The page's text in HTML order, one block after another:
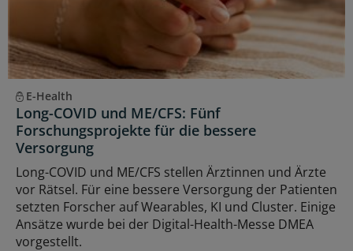
E-Health
Long-COVID und ME/CFS: Fünf
Forschungsprojekte für die bessere
Versorgung
Long-COVID und ME/CFS stellen Ärztinnen und Ärzte
vor Rätsel. Für eine bessere Versorgung der Patienten
setzten Forscher auf Wearables, KI und Cluster. Einige
Ansätze wurde bei der Digital-Health-Messe DMEA
vorgestellt.